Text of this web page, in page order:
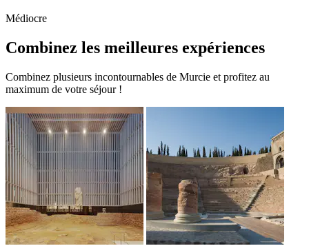
Médiocre
Combinez les meilleures expériences
Combinez plusieurs incontournables de Murcie et profitez au
maximum de votre séjour !